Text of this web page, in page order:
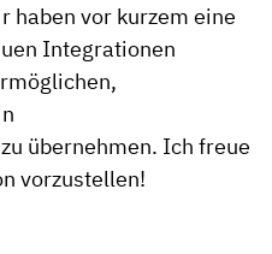
haben vor kurzem eine
Integrationen
übernehmen. Ich freue
vorzustellen!